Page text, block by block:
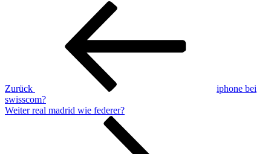
Beitrags-
Navigation
Zurück
iphone bei
swisscom?
Nächster
Weiter real madrid wie federer?